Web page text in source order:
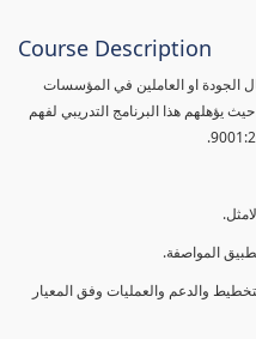
Course Description
او العاملين في المؤسسات
يؤهلهم هذا البرنامج التدريبي لفهم
المواصفة.
والدعم والعمليات وفق المعيار